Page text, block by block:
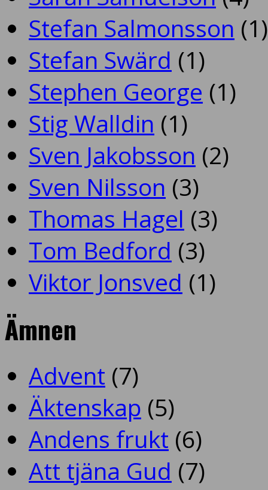
Stefan Salmonsson (1)
Stefan Swärd (1)
Stephen George (1)
Stig Walldin (1)
Sven Jakobsson (2)
Sven Nilsson (3)
Thomas Hagel (3)
Tom Bedford (3)
Viktor Jonsved (1)
Ämnen
Advent (7)
Äktenskap (5)
Andens frukt (6)
Att tjäna Gud (7)